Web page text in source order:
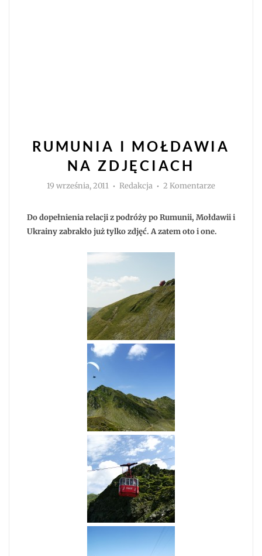
RUMUNIA I MOŁDAWIA
NA ZDJĘCIACH
19 września, 2011 Autor
Redakcja 2 Komentarzedo
na
zdjęciach
Do dopełnienia relacji z podróży po Rumunii, Mołdawii i
Ukrainy zabrakło już tylko zdjęć. A zatem oto i one.